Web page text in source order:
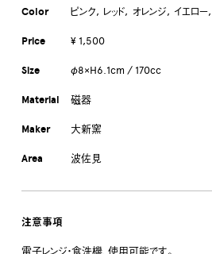
Color ピンク レッド オレンジ イエロー
Price ¥ 1,500
Size φ8×H6.1cm / 170cc
Material 磁器
Maker 大新窯
Area 波佐見
注意事項
電子レンジ・食洗機、使用可能です。